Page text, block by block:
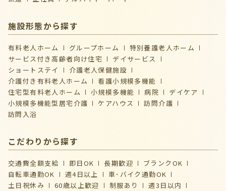
施設形態から探す
有料老人ホーム グループホーム
特別養護老人ホーム
サービス付き高齢者向け住宅
デイサービス
ショートステイ
介護⽼⼈保健施設
介護付き有料老人ホーム
看護小規模多機能
住宅型有料老人ホーム
小規模多機能 病院
デイケア
⼩規模多機能型居宅介護
ケアハウス
訪問介護
訪問入浴
こだわりから探す
交通費全額支給 即日OK 長期歓迎
ブランクOK
自転車通勤OK
週4日以上
車･バイク通勤OK
土日祝休み
60歳以上歓迎 制服あり
週3日以内